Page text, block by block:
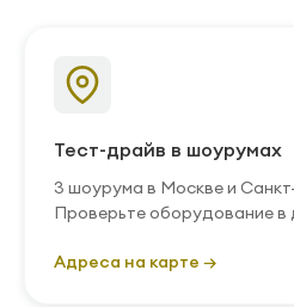
Тест-драйв в шоурумах
3 шоурума в Москве и
Проверьте оборудование в
Адреса на карте →